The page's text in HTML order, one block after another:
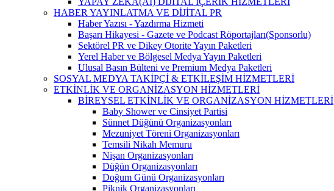
HABER YAYINLATMA VE DİJİTAL PR
Haber Yazısı - Yazdırma Hizmeti
Başarı Hikayesi - Gazete ve Podcast Röportajları(Sponsorlu)
Sektörel PR ve Dikey Otorite Yayın Paketleri
Yerel Haber ve Bölgesel Medya Yayın Paketleri
Ulusal Basın Bülteni ve Premium Medya Paketleri
SOSYAL MEDYA TAKİPÇİ & ETKİLEŞİM HİZMETLERİ
ETKİNLİK VE ORGANİZASYON HİZMETLERİ
BİREYSEL ETKİNLİK VE ORGANİZASYON HİZMETLERİ
Baby Shower ve Cinsiyet Partisi
Sünnet Düğünü Organizasyonları
Mezuniyet Töreni Organizasyonları
Temsili Nikah Memuru
Nişan Organizasyonları
Düğün Organizasyonları
Doğum Günü Organizasyonları
Piknik Organizasyonları